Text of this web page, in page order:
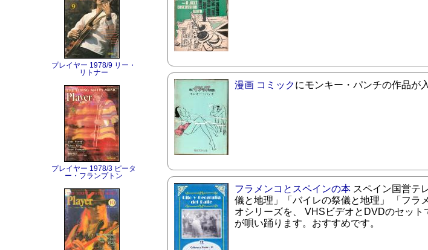
プレイヤー 1978/9 リー・
リトナー
プレイヤー 1978/3 ピータ
ー・フランプトン
漫画 コミックにモンキー・パンチの作品が
フラメンコとスペインの本 スペイン国営テ
儀と地理」「バイレの祭儀と地理」 「フラ
オシリーズを、 VHSビデオとDVDのセッ
が唄い踊ります。おすすめです。